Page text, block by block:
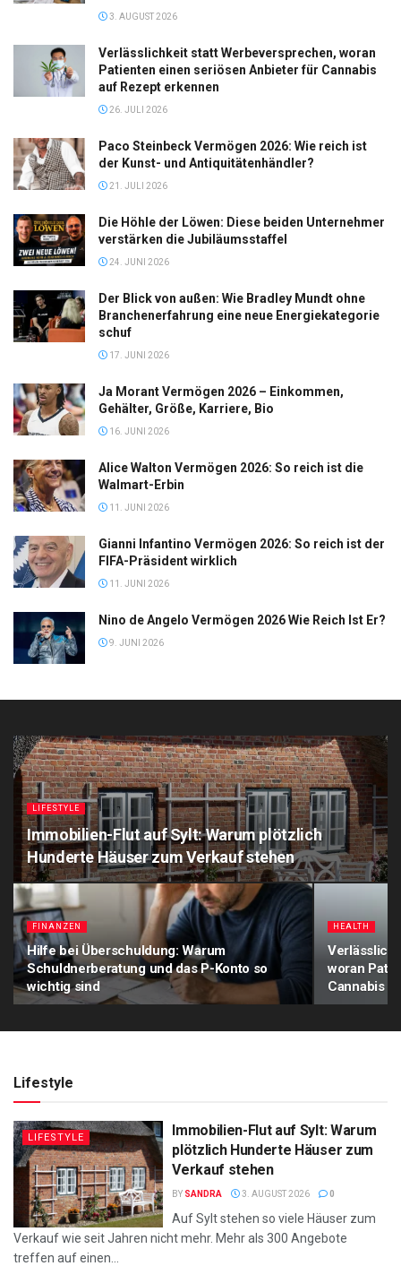
3. AUGUST 2026
Verlässlichkeit statt Werbeversprechen, woran
Patienten einen seriösen Anbieter für Cannabis
auf Rezept erkennen
26. JULI 2026
Paco Steinbeck Vermögen 2026: Wie reich ist
der Kunst- und Antiquitätenhändler?
21. JULI 2026
Die Höhle der Löwen: Diese beiden Unternehmer
verstärken die Jubiläumsstaffel
24. JUNI 2026
Der Blick von außen: Wie Bradley Mundt ohne
Branchenerfahrung eine neue Energiekategorie
schuf
17. JUNI 2026
Ja Morant Vermögen 2026 – Einkommen,
Gehälter, Größe, Karriere, Bio
16. JUNI 2026
Alice Walton Vermögen 2026: So reich ist die
Walmart-Erbin
11. JUNI 2026
Gianni Infantino Vermögen 2026: So reich ist der
FIFA-Präsident wirklich
11. JUNI 2026
Nino de Angelo Vermögen 2026 Wie Reich Ist Er?
9. JUNI 2026
LIFESTYLE
Immobilien-Flut auf Sylt: Warum plötzlich
Hunderte Häuser zum Verkauf stehen
FINANZEN
Hilfe bei Überschuldung: Warum
Schuldnerberatung und das P-Konto so
wichtig sind
HEALTH
woran
Cannabis
Lifestyle
LIFESTYLE
Immobilien-Flut auf Sylt: Warum
plötzlich Hunderte Häuser zum
Verkauf stehen
BY SANDRA 3. AUGUST 2026 0
Auf Sylt stehen so viele Häuser zum
Verkauf wie seit Jahren nicht mehr. Mehr als 300 Angebote
treffen auf einen...